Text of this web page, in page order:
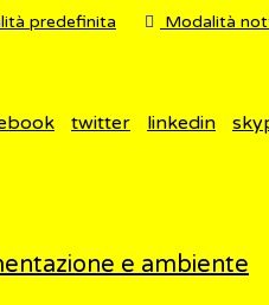
predefinita Modalità
twitter linkedin
e ambiente